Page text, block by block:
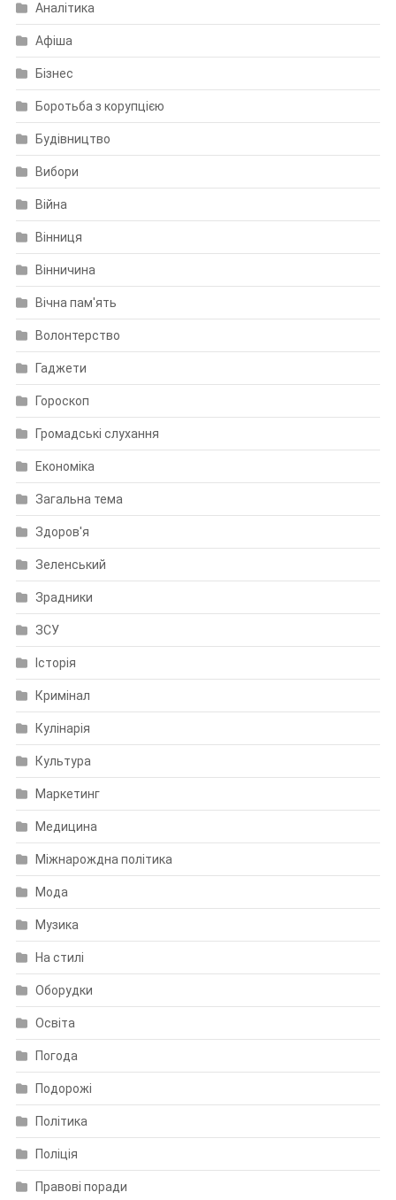
Аналітика
Афіша
Бізнес
Боротьба з корупцією
Будівництво
Вибори
Війна
Вінниця
Вінничина
Вічна пам'ять
Волонтерство
Гаджети
Гороскоп
Громадські слухання
Економіка
Загальна тема
Здоров'я
Зеленський
Зрадники
ЗСУ
Історія
Кримінал
Кулінарія
Культура
Маркетинг
Медицина
Міжнарождна політика
Мода
Музика
На стилі
Оборудки
Освіта
Погода
Подорожі
Політика
Поліція
Правові поради